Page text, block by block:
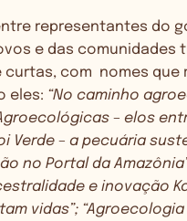
representantes do
e das comunidades
curtas, com nomes
eles: “No caminho
– elos
Verde – a pecuária
no Portal da
e inovação
vidas”;